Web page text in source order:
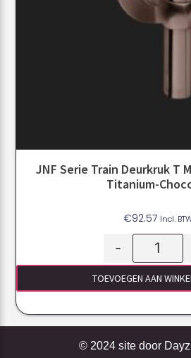
JNF Serie Train Deurkruk T
Titanium-
€92.57 Incl.
-
TOEVOEGEN AAN
© 2024 site door